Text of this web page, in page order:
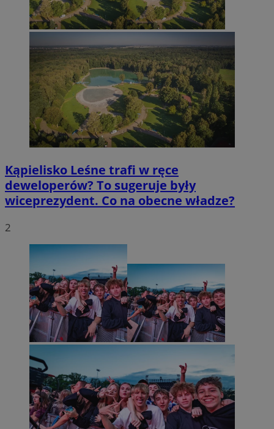
Kąpielisko Leśne trafi w ręce
deweloperów? To sugeruje były
wiceprezydent. Co na obecne władze?
2